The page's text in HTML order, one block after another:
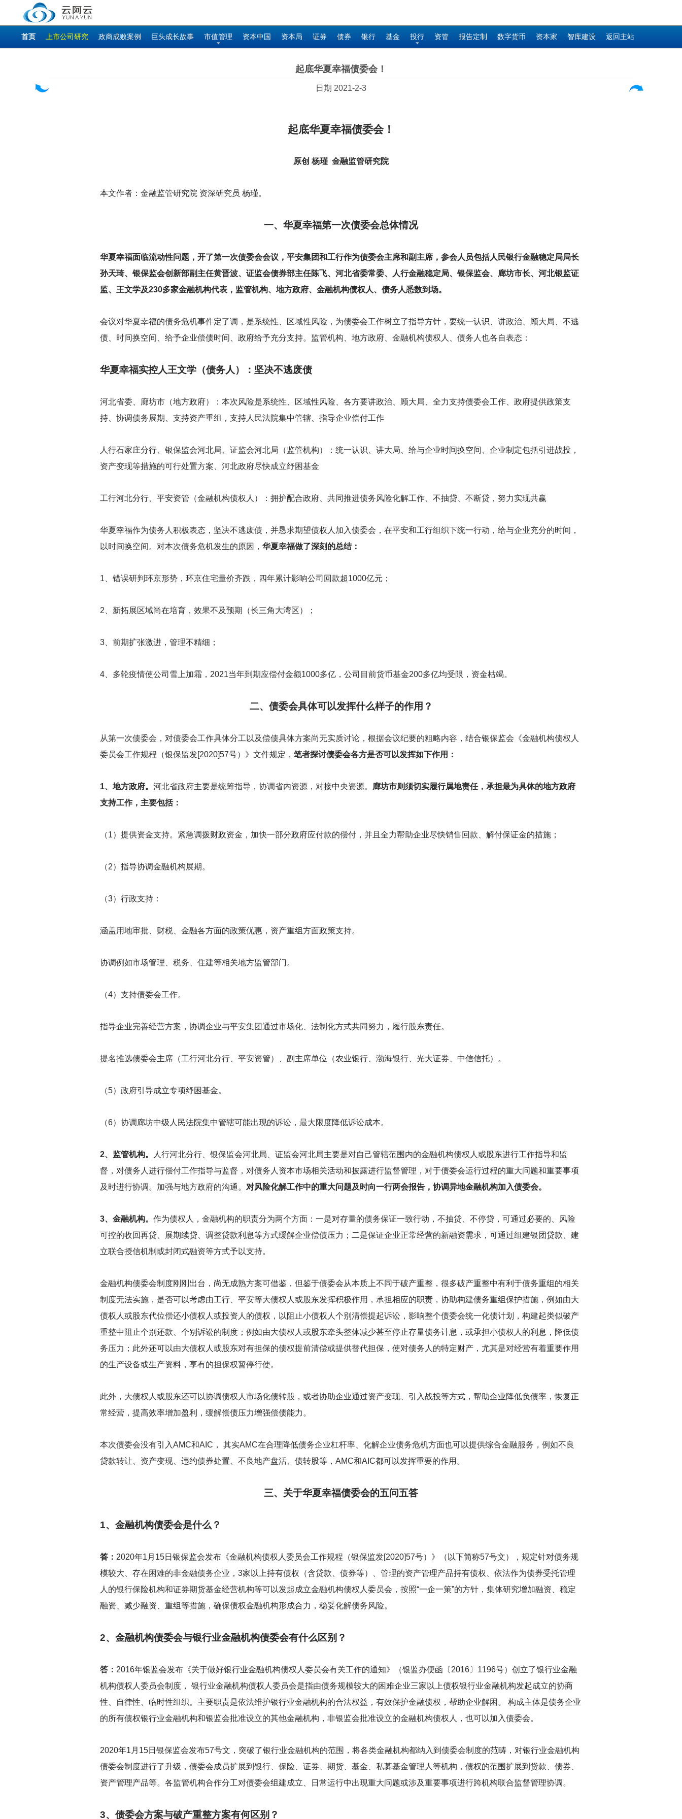
首页 上市公司研究 政商成败案例 巨头成长故事 市值管理 资本中国 资本局 证券 债券 银行 基金 投行 资管 报告定制 数字货币 资本家 智库建设 返回主站
起底华夏幸福债委会！
日期 2021-2-3
起底华夏幸福债委会！
原创 杨瑾 金融监管研究院
本文作者：金融监管研究院 资深研究员 杨瑾。
一、华夏幸福第一次债委会总体情况
华夏幸福面临流动性问题，开了第一次债委会会议，平安集团和工行作为债委会主席和副主席，参会人员包括人民银行金融稳定局局长
孙天琦、银保监会创新部副主任黄晋波、证监会债券部主任陈飞、河北省委常委、人行金融稳定局、银保监会、廊坊市长、河北银监证
监、王文学及230多家金融机构代表，监管机构、地方政府、金融机构债权人、债务人悉数到场。
会议对华夏幸福的债务危机事件定了调，是系统性、区域性风险，为债委会工作树立了指导方针，要统一认识、讲政治、顾大局、不逃
债、时间换空间、给予企业偿债时间、政府给予充分支持。监管机构、地方政府、金融机构债权人、债务人也各自表态：
华夏幸福实控人王文学（债务人）：坚决不逃废债
河北省委、廊坊市（地方政府）：本次风险是系统性、区域性风险、各方要讲政治、顾大局、全力支持债委会工作、政府提供政策支
持、协调债务展期、支持资产重组，支持人民法院集中管辖、指导企业偿付工作
人行石家庄分行、银保监会河北局、证监会河北局（监管机构）：统一认识、讲大局、给与企业时间换空间、企业制定包括引进战投，
资产变现等措施的可行处置方案、河北政府尽快成立纾困基金
工行河北分行、平安资管（金融机构债权人）：拥护配合政府、共同推进债务风险化解工作、不抽贷、不断贷，努力实现共赢
华夏幸福作为债务人积极表态，坚决不逃废债，并恳求期望债权人加入债委会，在平安和工行组织下统一行动，给与企业充分的时间，
以时间换空间。对本次债务危机发生的原因， 华夏幸福做了深刻的总结：
1 、错误研判环京形势，环京住宅量价齐跌，四年累计影响公司回款超1000亿元；
2 、新拓展区域尚在培育，效果不及预期（长三角大湾区）；
3 、前期扩张激进，管理不精细；
4 、多轮疫情使公司雪上加霜，2021当年到期应偿付金额1000多亿，公司目前货币基金200多亿均受限，资金枯竭。
二、债委会具体可以发挥什么样子的作用？
从第一次债委会，对债委会工作具体分工以及偿债具体方案尚无实质讨论，根据会议纪要的粗略内容，结合银保监会《金融机构债权人
委员会工作规程（银保监发[2020]57号）》文件规定， 笔者探讨债委会各方是否可以发挥如下作用：
1、地方政府。 河北省政府主要是统筹指导，协调省内资源，对接中央资源。 廊坊市则须切实履行属地责任，承担最为具体的地方政府
支持工作，主要包括：
（1）提供资金支持。紧急调拨财政资金，加快一部分政府应付款的偿付，并且全力帮助企业尽快销售回款、解付保证金的措施；
（2）指导协调金融机构展期。
（3）行政支持：
涵盖用地审批、财税、金融各方面的政策优惠，资产重组方面政策支持。
协调例如市场管理、税务、住建等相关地方监管部门。
（4）支持债委会工作。
指导企业完善经营方案，协调企业与平安集团通过市场化、法制化方式共同努力，履行股东责任。
提名推选债委会主席（工行河北分行、平安资管）、副主席单位（农业银行、渤海银行、光大证券、中信信托）。
（5）政府引导成立专项纾困基金。
（6）协调廊坊中级人民法院集中管辖可能出现的诉讼，最大限度降低诉讼成本。
2、监管机构。
人行河北分行、银保监会河北局、证监会河北局主要是对自己管辖范围内的金融机构债权人或股东进行工作指导和监
督，对债务人进行偿付工作指导与监督，对债务人资本市场相关活动和披露进行监督管理，对于债委会运行过程的重大问题和重要事项
及时进行协调。加强与地方政府的沟通。 对风险化解工作中的重大问题及时向一行两会报告，协调异地金融机构加入债委会。
3、金融机构。 作为债权人，金融机构的职责分为两个方面：一是对存量的债务保证一致行动，不抽贷、不停贷，可通过必要的、风险
可控的收回再贷、展期续贷、调整贷款利息等方式缓解企业偿债压力；二是保证企业正常经营的新融资需求，可通过组建银团贷款、建
立联合授信机制或封闭式融资等方式予以支持。
金融机构债委会制度刚刚出台，尚无成熟方案可借鉴，但鉴于债委会从本质上不同于破产重整，很多破产重整中有利于债务重组的相关
制度无法实施，是否可以考虑由工行、平安等大债权人或股东发挥积极作用，承担相应的职责，协助构建债务重组保护措施，例如由大
债权人或股东代位偿还小债权人或投资人的债权，以阻止小债权人个别清偿提起诉讼，影响整个债委会统一化债计划，构建起类似破产
重整中阻止个别还款、个别诉讼的制度；例如由大债权人或股东牵头整体减少甚至停止存量债务计息，或承担小债权人的利息，降低债
务压力；此外还可以由大债权人或股东对有担保的债权提前清偿或提供替代担保，使对债务人的特定财产，尤其是对经营有着重要作用
的生产设备或生产资料，享有的担保权暂停行使。
此外，大债权人或股东还可以协调债权人市场化债转股，或者协助企业通过资产变现、引入战投等方式，帮助企业降低负债率，恢复正
常经营，提高效率增加盈利，缓解偿债压力增强偿债能力。
本次债委会没有引入AMC和AIC， 其实AMC在合理降低债务企业杠杆率、化解企业债务危机方面也可以提供综合金融服务，例如不良
贷款转让、资产变现、违约债券处置、不良地产盘活、债转股等，AMC和AIC都可以发挥重要的作用。
三、关于华夏幸福债委会的五问五答
1、金融机构债委会是什么？
答： 2020年1月15日银保监会发布《金融机构债权人委员会工作规程（银保监发[2020]57号）》（以下简称57号文），规定针对债务规
模较大、存在困难的非金融债务企业，3家以上持有债权（含贷款、债券等）、管理的资产管理产品持有债权、依法作为债券受托管理
人的银行保险机构和证券期货基金经营机构等可以发起成立金融机构债权人委员会，按照“一企一策”的方针，集体研究增加融资、稳定
融资、减少融资、重组等措施，确保债权金融机构形成合力，稳妥化解债务风险。
2、金融机构债委会与银行业金融机构债委会有什么区别？
答： 2016年银监会发布《关于做好银行业金融机构债权人委员会有关工作的通知》（银监办便函〔2016〕1196号）创立了银行业金融
机构债权人委员会制度， 银行业金融机构债权人委员会是指由债务规模较大的困难企业三家以上债权银行业金融机构发起成立的协商
性、自律性、临时性组织。主要职责是依法维护银行业金融机构的合法权益，有效保护金融债权，帮助企业解困。 构成主体是债务企业
的所有债权银行业金融机构和银监会批准设立的其他金融机构，非银监会批准设立的金融机构债权人，也可以加入债委会。
2020年1月15日银保监会发布57号文，突破了银行业金融机构的范围，将各类金融机构都纳入到债委会制度的范畴，对银行业金融机构
债委会制度进行了升级，债委会成员扩展到银行、保险、证券、期货、基金、私募基金管理人等机构，债权的范围扩展到贷款、债券、
资产管理产品等。各监管机构合作分工对债委会组建成立、日常运行中出现重大问题或涉及重要事项进行跨机构联合监督管理协调。
3、债委会方案与破产重整方案有何区别？